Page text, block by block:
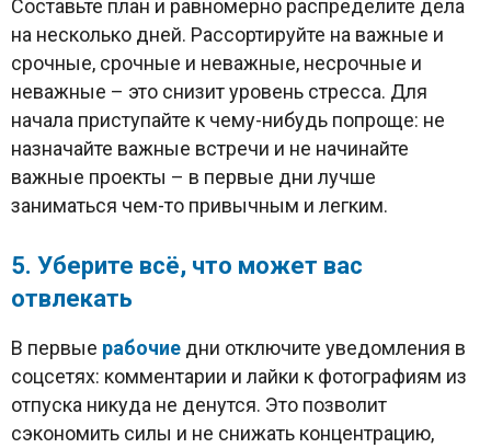
Составьте план и равномерно распределите дела
на несколько дней. Рассортируйте на важные и
срочные, срочные и неважные, несрочные и
неважные – это снизит уровень стресса. Для
начала приступайте к чему-нибудь попроще: не
назначайте важные встречи и не начинайте
важные проекты – в первые дни лучше
заниматься чем-то привычным и легким.
5. Уберите всё, что может вас
отвлекать
В первые рабочие дни отключите уведомления в
соцсетях: комментарии и лайки к фотографиям из
отпуска никуда не денутся. Это позволит
сэкономить силы и не снижать концентрацию,